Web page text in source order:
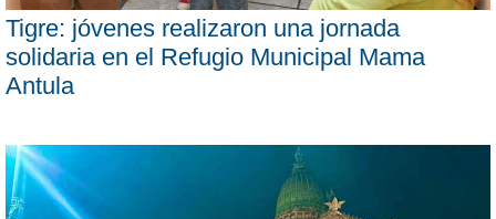
Tigre: jóvenes realizaron una jornada
solidaria en el Refugio Municipal Mama
Antula